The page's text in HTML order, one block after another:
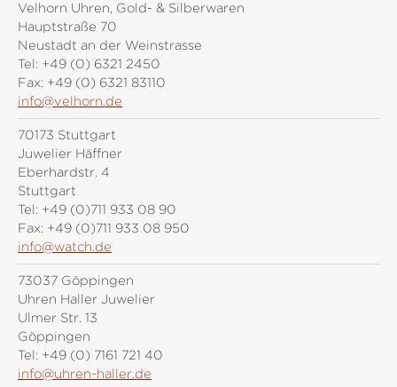
Velhorn Uhren, Gold- & Silberwaren
Hauptstraße 70
Neustadt an der Weinstrasse
Tel: +49 (0) 6321 2450
Fax: +49 (0) 6321 83110
info@velhorn.de
70173 Stuttgart
Juwelier Häffner
Eberhardstr. 4
Stuttgart
Tel: +49 (0)711 933 08 90
Fax: +49 (0)711 933 08 950
info@watch.de
73037 Göppingen
Uhren Haller Juwelier
Ulmer Str. 13
Göppingen
Tel: +49 (0) 7161 721 40
info@uhren-haller.de